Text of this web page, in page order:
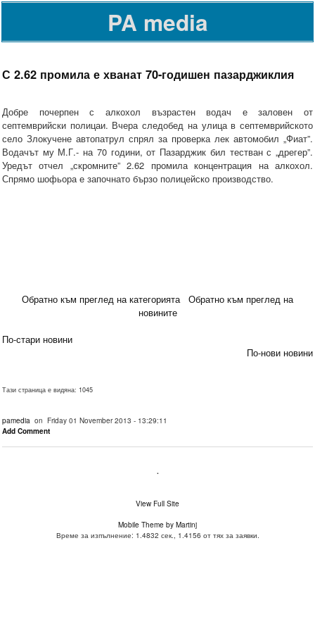
PA media
С 2.62 промила е хванат 70-годишен пазарджиклия
Добре почерпен с алкохол възрастен водач е заловен от
септемврийски полицаи. Вчера следобед на улица в септемврийското
село Злокучене автопатрул спрял за проверка лек автомобил „Фиат”.
Водачът му М.Г.- на 70 години, от Пазарджик бил тестван с „дрегер”.
Уредът отчел „скромните” 2.62 промила концентрация на алкохол.
Спрямо шофьора е започнато бързо полицейско производство.
Обратно към преглед на категорията
Обратно към преглед на
новините
По-стари новини
По-нови новини
Тази страница е видяна: 1045
pamedia on Friday 01 November 2013 - 13:29:11
Add Comment
.
View Full Site
Mobile Theme by Martinj
Време за изпълнение: 1.4832 сек., 1.4156 от тях за заявки.